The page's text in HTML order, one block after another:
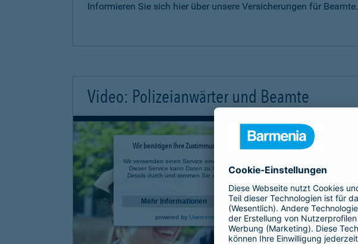
Informieren Sie sich hier über unsere Versicherungen für Beamte.
Video: Polizeianwärter und Beamte
Wir benötigen Ihre Zustimmung, um den YouTube Video-Service zu laden!
Wir verwenden einen Service eines Drittanbieters, um Videoinhalte einzubetten.
Dieser Service kann Daten zu Ihren Aktivitäten sammeln. Bitte lesen Sie die
Details durch und stimmen Sie der Nutzung des Service zu, um dieses Video
Mehr Informationen Akzeptieren
powered by Usercentrics Consent Management Platform